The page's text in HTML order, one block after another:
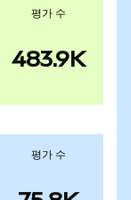
평가 수
483.9K
평가 수